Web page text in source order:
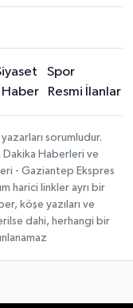
Spor
Resmi İlanlar
sorumludur.
Dakika Haberleri ve
- Gaziantep Ekspres
harici linkler ayrı bir
köşe yazıları ve
dahi, herhangi bir